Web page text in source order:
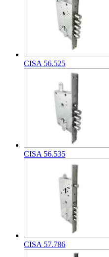
CISA 56.525
CISA 56.535
CISA 57.786